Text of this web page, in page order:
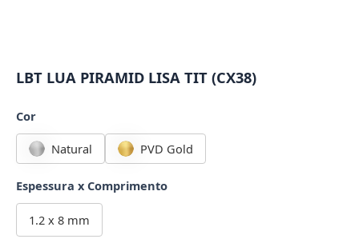
LBT LUA PIRAMID LISA TIT (CX38)
Cor
Natural PVD Gold
Espessura x Comprimento
1.2 x 8 mm